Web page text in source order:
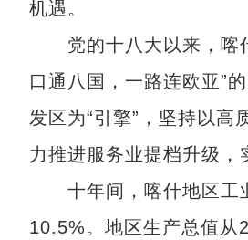
机遇。
党的十八大以来，喀什
口通八国，一路连欧亚”
发区为“引擎”，坚持以
力推进服务业提档升级，
十年间，喀什地区工业
10.5%。地区生产总值从